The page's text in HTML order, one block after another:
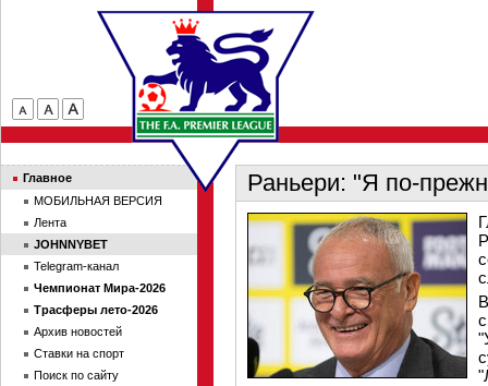
Раньери: "Я по-
Главное
МОБИЛЬНАЯ ВЕРСИЯ
Лента
JOHNNYBET
Telegram-канал
Чемпионат Мира-2026
Трасферы лето-2026
Архив новостей
Ставки на спорт
Поиск по сайту